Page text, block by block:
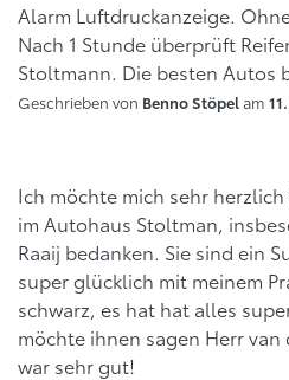
Alarm Luftdruckanzeige.
Nach 1 Stunde überprüft
Stoltmann. Die besten Autos
Geschrieben von Benno Stöpelam
Ich möchte mich sehr
im Autohaus Stoltman,
Raaij bedanken. Sie sind ein
super glücklich mit meinem
schwarz, es hat hat alles
möchte ihnen sagen Herr van
war sehr gut!